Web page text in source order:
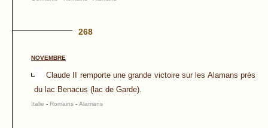
268
NOVEMBRE
Claude II remporte une grande victoire sur les Alamans près
du lac Benacus (lac de Garde).
Italie - Romains - Alamans